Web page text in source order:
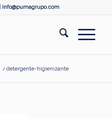
info@pumagrupo.com
/ detergente-higienizante